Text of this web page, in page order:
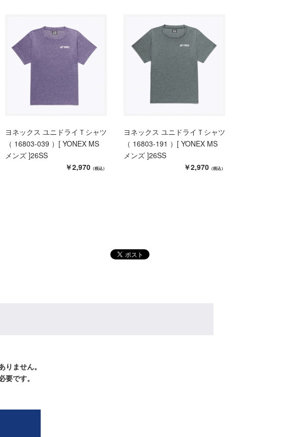
ヨネックス ユニドライＴシャツ
（ 16803-039 ）[ YONEX MS
メンズ ]26SS
￥2,970 （税込）
ヨネックス ユニドライＴシャツ
（ 16803-191 ）[ YONEX MS
メンズ ]26SS
￥2,970 （税込）
ません。
要です。